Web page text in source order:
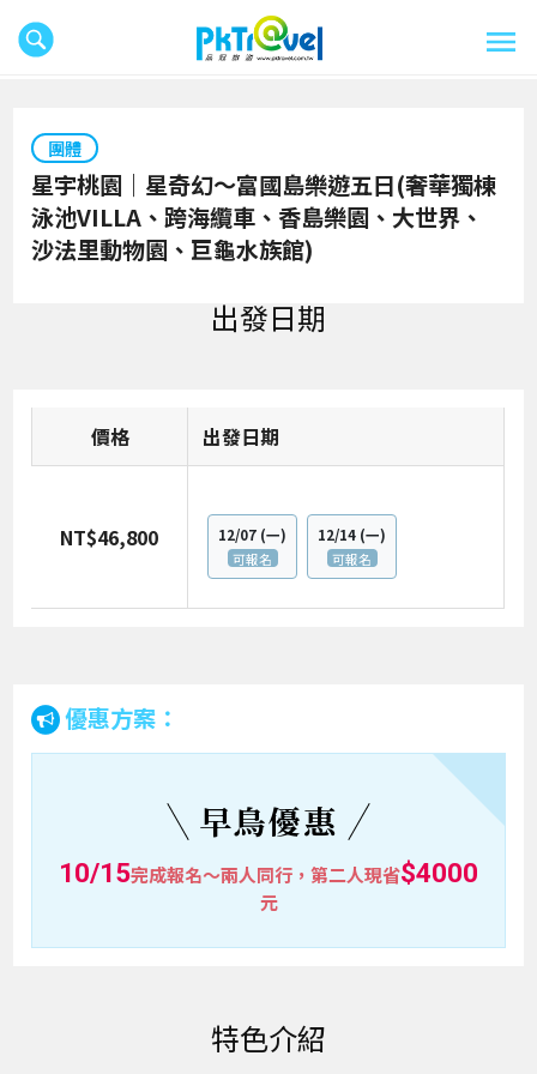
團體
星宇桃園｜星奇幻～富國島樂遊五日(奢華獨棟
泳池VILLA、跨海纜車、香島樂園、大世界、
沙法里動物園、巨龜水族館)
優惠方案：
早鳥優惠
10/15完成報名～兩人同行，第二人現省$4000
元
特色介紹
出發日期
價格 日期
NT$46,800 12/07 (一)
可報名
12/14 (一)
可報名